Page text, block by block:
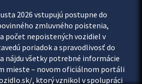
2026 vstupujú postupne do
zmluvného poistenia,
počet nepoistených vozidiel v
poriadok a spravodlivosť do
nájdu všetky potrebné informácie
mieste – novom oficiálnom portáli
, ktorý vznikol v spolupráci